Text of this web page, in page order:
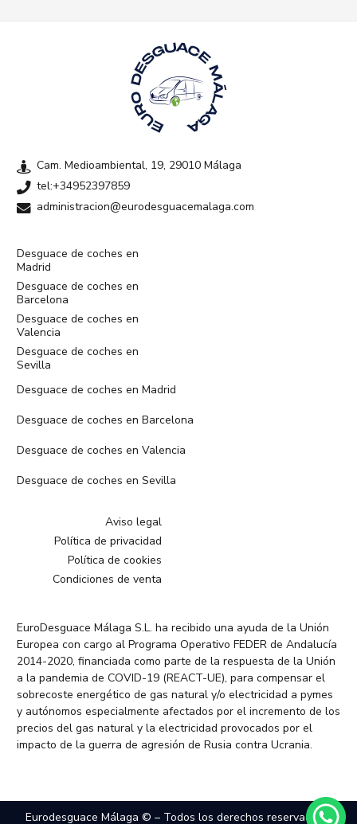
Cam. Medioambiental, 19, 29010 Málaga
tel:+34952397859
administracion@eurodesguacemalaga.com
Desguace de coches en
Madrid
Desguace de coches en
Barcelona
Desguace de coches en
Valencia
Desguace de coches en
Sevilla
Desguace de coches en Madrid
Desguace de coches en Barcelona
Desguace de coches en Valencia
Desguace de coches en Sevilla
Aviso legal
Política de privacidad
Política de cookies
Condiciones de venta
EuroDesguace Málaga S.L. ha recibido una ayuda de la Unión
Europea con cargo al Programa Operativo FEDER de Andalucía
2014-2020, financiada como parte de la respuesta de la Unión
a la pandemia de COVID-19 (REACT-UE), para compensar el
sobrecoste energético de gas natural y/o electricidad a pymes
y autónomos especialmente afectados por el incremento de los
precios del gas natural y la electricidad provocados por el
impacto de la guerra de agresión de Rusia contra Ucrania.
Eurodesguace Málaga © – Todos los derechos reservados –